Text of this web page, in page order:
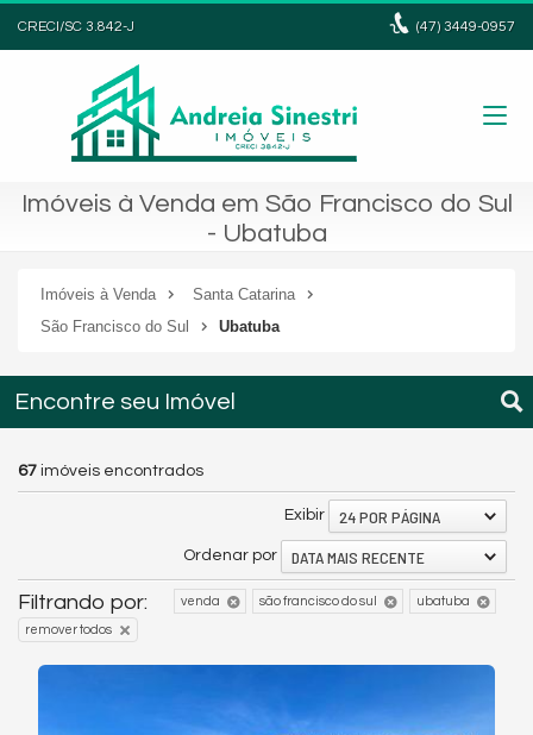
CRECI/SC 3.842-J (47)3449-0957
Imóveis à Venda em São Francisco do Sul
- Ubatuba
Imóveis à Venda
Santa Catarina
São Francisco do Sul
Ubatuba
Encontre seu Imóvel
67 imóveis encontrados
Exibir 24 POR PÁGINA
Ordenar por DATA MAIS RECENTE
Filtrando por: venda são francisco do sul ubatuba
remover todos